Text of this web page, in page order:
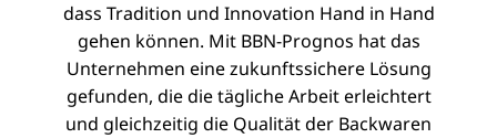
dass Tradition und Innovation Hand in Hand
gehen können. Mit BBN-Prognos hat das
Unternehmen eine zukunftssichere Lösung
gefunden, die die tägliche Arbeit erleichtert
und gleichzeitig die Qualität der Backwaren